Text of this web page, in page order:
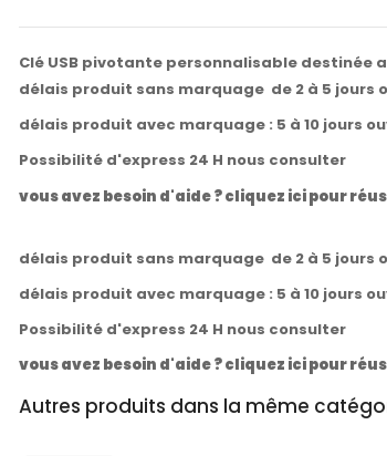
Clé USB pivotante personnalisable destinée
délais produit sans marquage de 2 à 5 jours
délais produit avec marquage : 5 à 10 jours
Possibilité d'express 24 H nous consulter
vous avez besoin d'aide ? cliquez ici pour
délais produit sans marquage de 2 à 5 jours
délais produit avec marquage : 5 à 10 jours
Possibilité d'express 24 H nous consulter
vous avez besoin d'aide ? cliquez ici pour
Autres produits dans la même